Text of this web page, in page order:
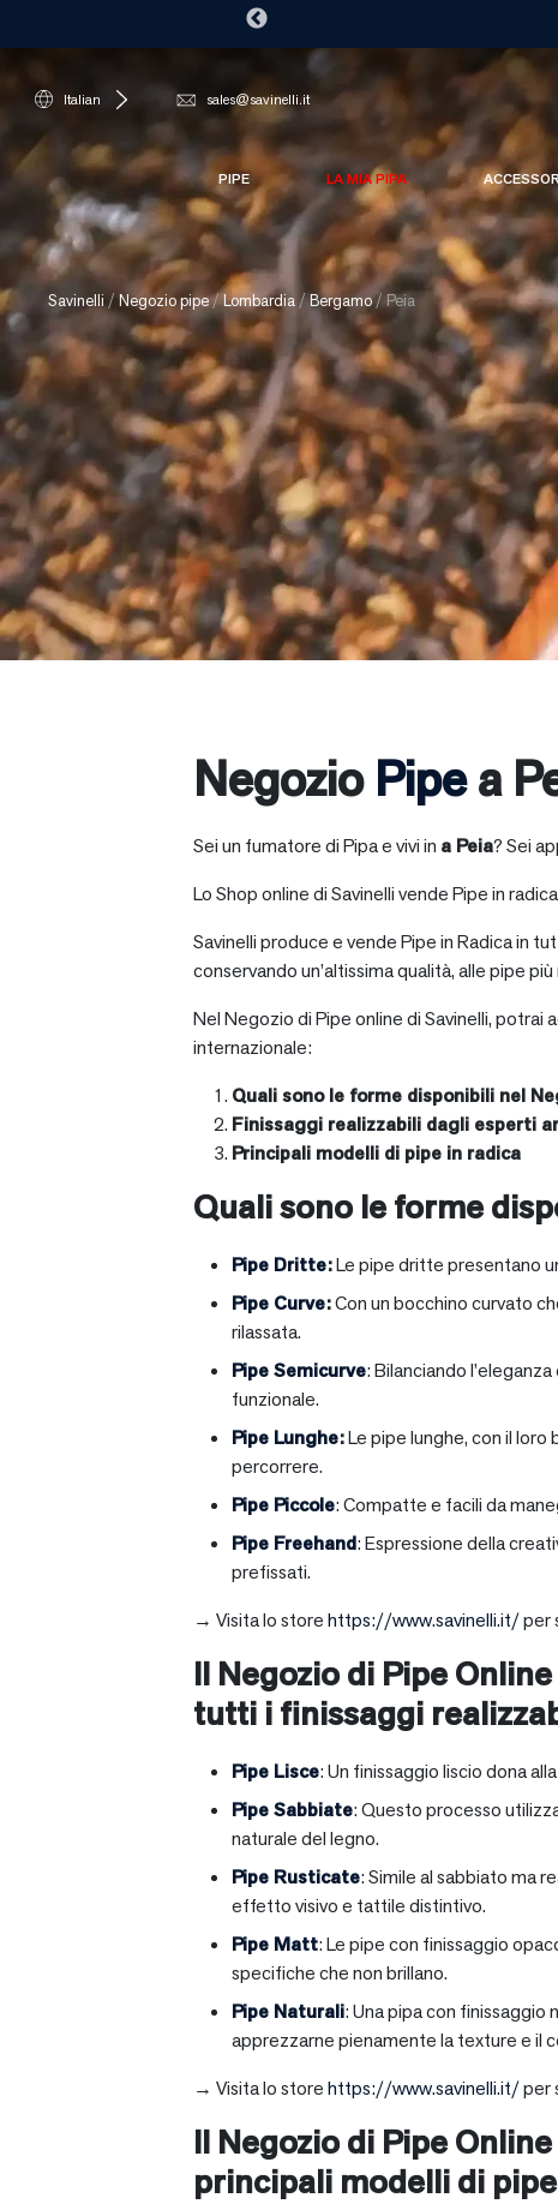
Italian sales@savinelli.it
PIPE LA MIA PIPA
Savinelli / Negozio pipe/Lombardia /Bergamo/ Peia
Negozio Pipea
Sei un fumatore di Pipa e vivi in a Peia? Sei
Lo Shop online di Savinelli vende Pipe in
Savinelli produce e vende Pipe in Radica in
conservando un’altissima qualità, alle pipe
Nel Negozio di Pipe online di Savinelli,
internazionale:
Quali sono le forme disponibili nel
Finissaggi realizzabili dagli esperti
Principali modelli di pipe in radica
Quali sono le forme
Pipe Dritte:Le pipe dritte presentano
Pipe Curve:Con un bocchino curvato
rilassata.
Pipe Semicurve: Bilanciando
funzionale.
Pipe Lunghe:Le pipe lunghe, con il
percorrere.
Pipe Piccole: Compatte e facili da
Pipe Freehand: Espressione della
prefissati.
→ Visita lo storehttps://www.savinelli.it/per
Il Negozio di Pipe
tutti i finissaggi
Pipe Lisce: Un finissaggio liscio dona
Pipe Sabbiate: Questo processo
naturale del legno.
Pipe Rusticate: Simile al sabbiato ma
effetto visivo e tattile distintivo.
Pipe Matt: Le pipe con finissaggio
specifiche che non brillano.
Pipe Naturali: Una pipa con finissaggio
apprezzarne pienamente la texture e il
→ Visita lo storehttps://www.savinelli.it/per
Il Negozio di Pipe
principali modelli di